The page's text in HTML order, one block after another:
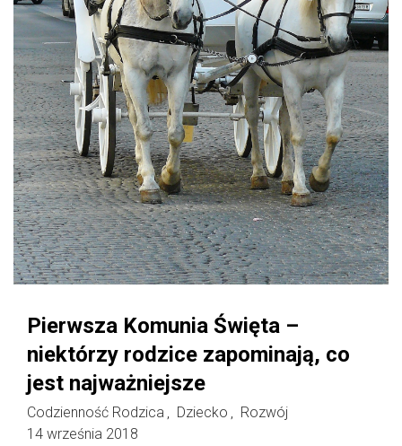
Pierwsza Komunia Święta –
niektórzy rodzice zapominają, co
jest najważniejsze
Codzienność Rodzica , Dziecko ,
Rozwój
14 września 2018